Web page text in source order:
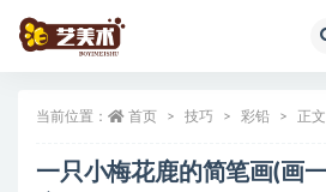
当前位置： 首页 技巧 彩铅 正文
一只小梅花鹿的简笔画(画